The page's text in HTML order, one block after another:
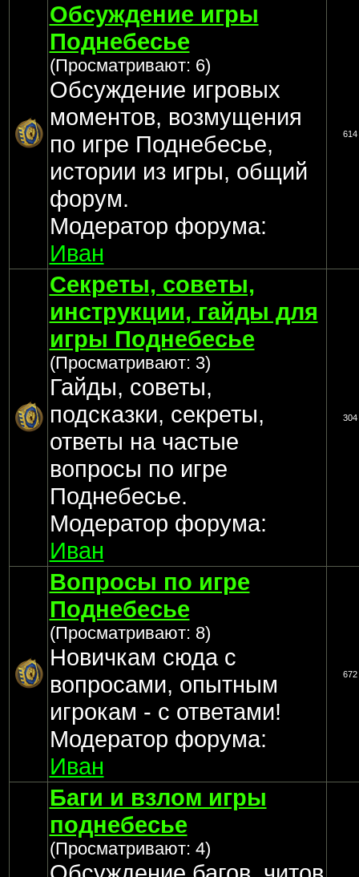
Обсуждение игры
Поднебесье
(Просматривают: 6)
Обсуждение игровых
моментов, возмущения
по игре Поднебесье,
истории из игры, общий
форум.
Модератор форума:
Иван
614
Секреты, советы,
инструкции, гайды для
игры Поднебесье
(Просматривают: 3)
Гайды, советы,
подсказки, секреты,
ответы на частые
вопросы по игре
Поднебесье.
Модератор форума:
Иван
304
Вопросы по игре
Поднебесье
(Просматривают: 8)
Новичкам сюда с
вопросами, опытным
игрокам - с ответами!
Модератор форума:
Иван
672
Баги и взлом игры
поднебесье
(Просматривают: 4)